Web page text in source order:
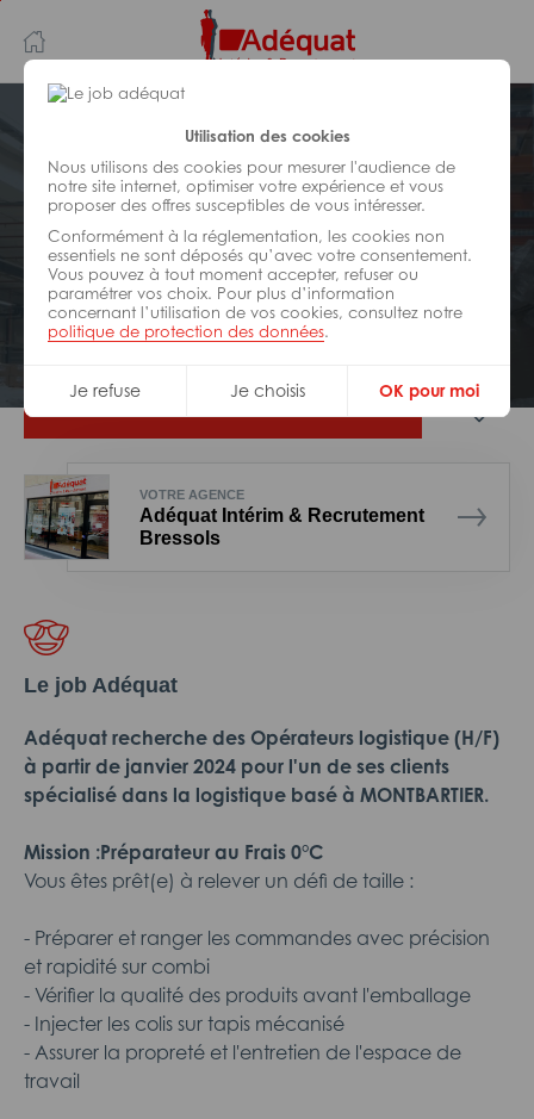
Utilisation des cookies
Nous utilisons des cookies pour mesurer l'audience de
notre site internet, optimiser votre expérience et vous
proposer des offres susceptibles de vous intéresser.
Conformément à la réglementation, les cookies non
essentiels ne sont déposés qu’avec votre consentement.
Vous pouvez à tout moment accepter, refuser ou
paramétrer vos choix. Pour plus d’information
concernant l’utilisation de vos cookies, consultez notre
politique de protection des données.
Je refuse Je choisis OK pour moi
au
contenu
principal
navigation
LOGISTIQUE
Réf : 0HM-294026
Opérateur logistique H/F
Interim Montbartier
VOTRE AGENCE
Adéquat Intérim & Recrutement
Bressols
Le job Adéquat
Adéquat recherche des Opérateurs logistique (H/F)
à partir de janvier 2024 pour l'un de ses clients
spécialisé dans la logistique basé à MONTBARTIER.
Mission :Préparateur au Frais 0°C
Vous êtes prêt(e) à relever un défi de taille :
- Préparer et ranger les commandes avec précision
et rapidité sur combi
- Vérifier la qualité des produits avant l'emballage
- Injecter les colis sur tapis mécanisé
- Assurer la propreté et l'entretien de l'espace de
travail